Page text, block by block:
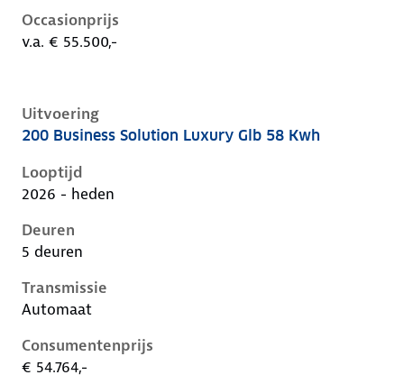
Occasionprijs
v.a. € 55.500,-
Uitvoering
Mercedes Glb-Klasse ii-x248, glb 58 kwh, 165 kW,
200 Business Solution Luxury Glb 58 Kwh
Looptijd
2026 - heden
Deuren
5 deuren
Transmissie
Automaat
Consumentenprijs
€ 54.764,-